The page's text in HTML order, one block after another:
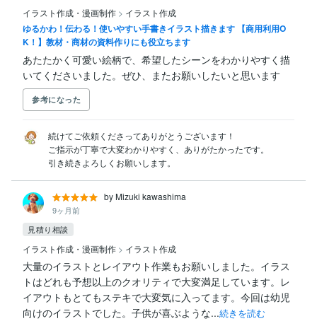
イラスト作成・漫画制作 > イラスト作成
ゆるかわ！伝わる！使いやすい手書きイラスト描きます 【商用利用O
K！】教材・商材の資料作りにも役立ちます
あたたかく可愛い絵柄で、希望したシーンをわかりやすく描
いてくださいました。ぜひ、またお願いしたいと思います
参考になった
続けてご依頼くださってありがとうございます！
ご指示が丁寧で大変わかりやすく、ありがたかったです。
引き続きよろしくお願いします。
by Mizuki kawashima
9ヶ月前
見積り相談
イラスト作成・漫画制作 > イラスト作成
大量のイラストとレイアウト作業もお願いしました。イラス
トはどれも予想以上のクオリティで大変満足しています。レ
イアウトもとてもステキで大変気に入ってます。今回は幼児
向けのイラストでした。子供が喜ぶような...続きを読む